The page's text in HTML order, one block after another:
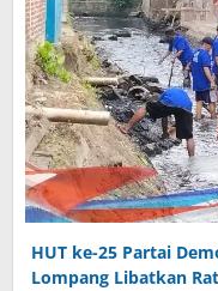
HUT ke-25 Partai
Lompang Libatkan